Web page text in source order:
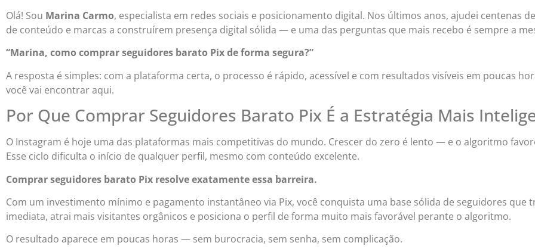
Olá! Sou Marina Carmo, especialista em redes sociais e posicionamento digital. Nos últimos anos, ajudei centenas
de conteúdo e marcas a construírem presença digital sólida — e uma das perguntas que mais recebo é sempre a
“Marina, como comprar seguidores barato Pix de forma segura?”
A resposta é simples: com a plataforma certa, o processo é rápido, acessível e com resultados visíveis em poucas
você vai encontrar aqui.
Por Que Comprar Seguidores Barato Pix É a Estratégia Mais
O Instagram é hoje uma das plataformas mais competitivas do mundo. Crescer do zero é lento — e o algoritmo
Esse ciclo dificulta o início de qualquer perfil, mesmo com conteúdo excelente.
Comprar seguidores barato Pix resolve exatamente essa barreira.
Com um investimento mínimo e pagamento instantâneo via Pix, você conquista uma base sólida de seguidores que
imediata, atrai mais visitantes orgânicos e posiciona o perfil de forma muito mais favorável perante o algoritmo.
O resultado aparece em poucas horas — sem burocracia, sem senha, sem complicação.